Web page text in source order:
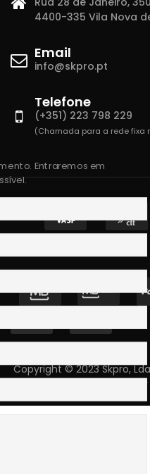
4400-335 Vila Nova
Email
info@skpro.pt
Telefone
(+351) 223 798 229
(Chamada para a rede fixa
Copyright © 2023 Skpro,
by
Entraremos em